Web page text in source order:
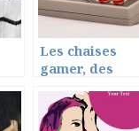
Les chaises
gamer, des
confort pour
vous